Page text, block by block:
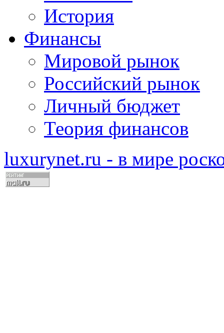
История
Финансы
Мировой рынок
Российский рынок
Личный бюджет
Теория финансов
luxurynet.ru - в мире